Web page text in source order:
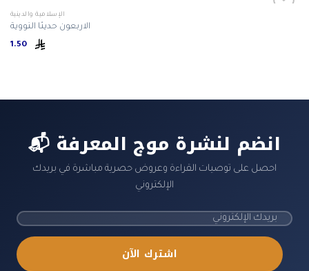
الإسلامية والدينية
الاربعون حديثا النووية
1.50
📬 انضم لنشرة موج المعرفة
احصل على توصيات القراءة وعروض حصرية مباشرة في بريدك
الإلكتروني
اشترك الآن